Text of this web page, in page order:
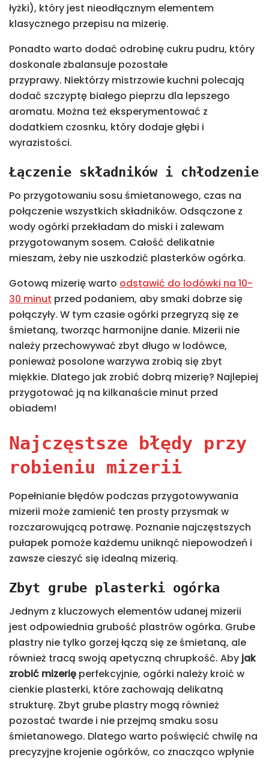
łyżki), który jest nieodłącznym elementem
klasycznego przepisu na mizerię.
Ponadto warto dodać odrobinę cukru pudru, który
doskonale zbalansuje pozostałe
przyprawy. Niektórzy mistrzowie kuchni polecają
dodać szczyptę białego pieprzu dla lepszego
aromatu. Można też eksperymentować z
dodatkiem czosnku, który dodaje głębi i
wyrazistości.
Łączenie składników i chłodzenie
Po przygotowaniu sosu śmietanowego, czas na
połączenie wszystkich składników. Odsączone z
wody ogórki przekładam do miski i zalewam
przygotowanym sosem. Całość delikatnie
mieszam, żeby nie uszkodzić plasterków ogórka.
Gotową mizerię warto odstawić do lodówki na 10-
30 minut przed podaniem, aby smaki dobrze się
połączyły. W tym czasie ogórki przegryzą się ze
śmietaną, tworząc harmonijne danie. Mizerii nie
należy przechowywać zbyt długo w lodówce,
ponieważ posolone warzywa zrobią się zbyt
miękkie. Dlatego jak zrobić dobrą mizerię? Najlepiej
przygotować ją na kilkanaście minut przed
obiadem!
Najczęstsze błędy przy
robieniu mizerii
Popełnianie błędów podczas przygotowywania
mizerii może zamienić ten prosty przysmak w
rozczarowującą potrawę. Poznanie najczęstszych
pułapek pomoże każdemu uniknąć niepowodzeń i
zawsze cieszyć się idealną mizerią.
Zbyt grube plasterki ogórka
Jednym z kluczowych elementów udanej mizerii
jest odpowiednia grubość plastrów ogórka. Grube
plastry nie tylko gorzej łączą się ze śmietaną, ale
również tracą swoją apetyczną chrupkość. Aby jak
zrobić mizerię perfekcyjnie, ogórki należy kroić w
cienkie plasterki, które zachowają delikatną
strukturę. Zbyt grube plastry mogą również
pozostać twarde i nie przejmą smaku sosu
śmietanowego. Dlatego warto poświęcić chwilę na
precyzyjne krojenie ogórków, co znacząco wpłynie